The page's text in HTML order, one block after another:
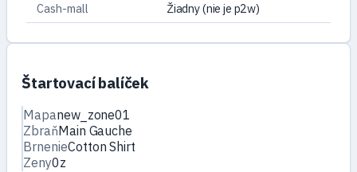
Cash-mall
Žiadny (nie je p2w)
Štartovací balíček
Mapanew_zone01
ZbraňMain Gauche
BrnenieCotton Shirt
Zeny0z